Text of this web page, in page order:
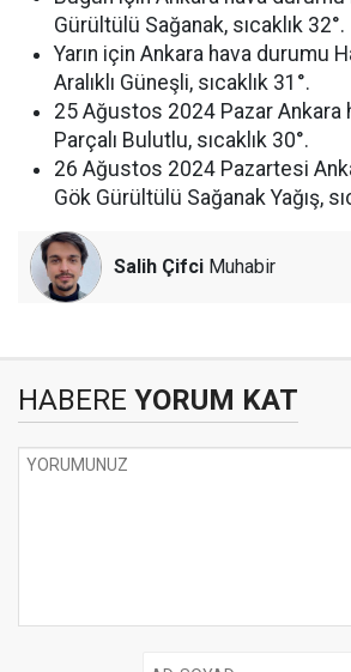
Gürültülü Sağanak, sıcaklık 32°.
Yarın için Ankara hava durumu
Aralıklı Güneşli, sıcaklık 31°.
25 Ağustos 2024 Pazar Ankara
Parçalı Bulutlu, sıcaklık 30°.
26 Ağustos 2024 Pazartesi
Gök Gürültülü Sağanak Yağış,
Salih Çifci Muhabir
HABERE YORUM KAT